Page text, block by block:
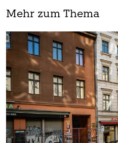
Mehr zum Thema